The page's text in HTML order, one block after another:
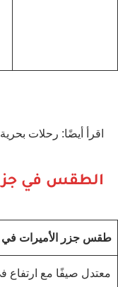
اقرأ أيضًا: رحلات بحرية
الطقس في جزر
طقس جزر الأميرات
معتدل صيفًا مع ارتفاع